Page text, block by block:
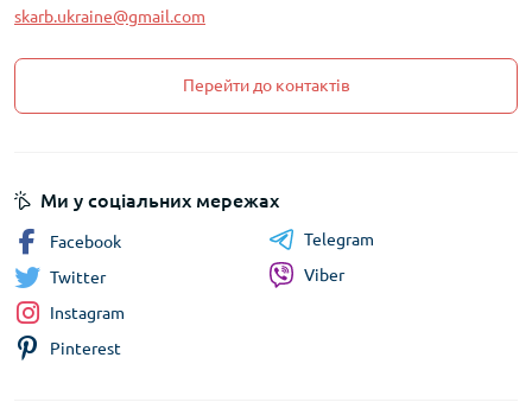
skarb.ukraine@gmail.com
Перейти до контактів
Ми у соціальних мережах
Facebook
Twitter
Instagram
Pinterest
Telegram
Viber